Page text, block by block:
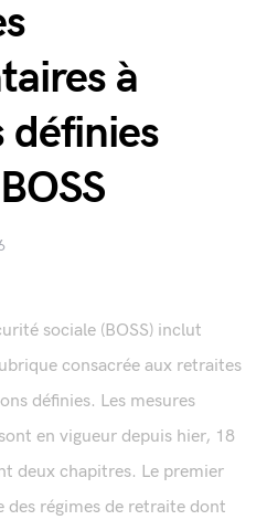
à
définies
sociale (BOSS) inclut
consacrée aux retraites
définies. Les mesures
en vigueur depuis hier, 18
deux chapitres. Le premier
des régimes de retraite dont